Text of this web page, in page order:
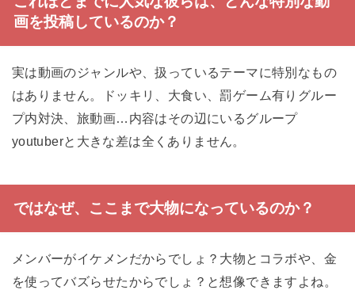
画を投稿しているのか？
実は動画のジャンルや、扱っているテーマに特別なもの
はありません。ドッキリ、大食い、罰ゲーム有りグルー
プ内対決、旅動画…内容はその辺にいるグループ
youtuberと大きな差は全くありません。
ではなぜ、ここまで大物になっているのか？
メンバーがイケメンだからでしょ？大物とコラボや、金
を使ってバズらせたからでしょ？と想像できますよね。